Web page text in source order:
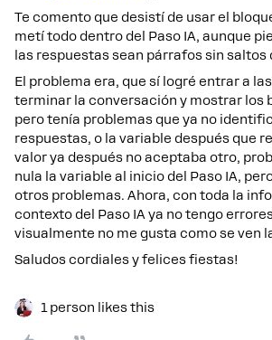
Te comento que desistí de usar el
metí todo dentro del Paso IA, aunque
las respuestas sean párrafos sin saltos
El problema era, que sí logré entrar a
terminar la conversación y mostrar los
pero tenía problemas que ya no
respuestas, o la variable después que
valor ya después no aceptaba otro,
nula la variable al inicio del Paso IA,
otros problemas. Ahora, con toda la
contexto del Paso IA ya no tengo
visualmente no me gusta como se ven
Saludos cordiales y felices fiestas!
1 person likes this